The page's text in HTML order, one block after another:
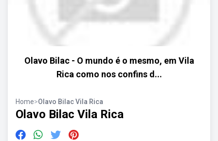
Olavo Bilac - O mundo é o mesmo, em Vila
Rica como nos confins d...
Home>Olavo Bilac Vila Rica
Olavo Bilac Vila Rica